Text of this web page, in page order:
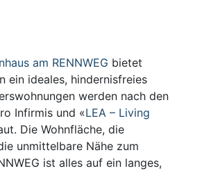
am RENNWEG bietet
ein ideales, hindernisfreies
werden nach den
Infirmis und «LEA – Living
Die Wohnfläche, die
unmittelbare Nähe zum
ist alles auf ein langes,